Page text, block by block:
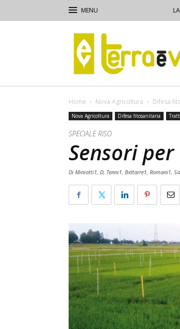
Terra
e
Vita
Home Nova Agricoltura Difesa
Nova Agricoltura Difesa fitosanitaria
SPECIALE RISO
Sensori
Di Miniotti1, D, Tenni1, Beltarre1, Romani1,